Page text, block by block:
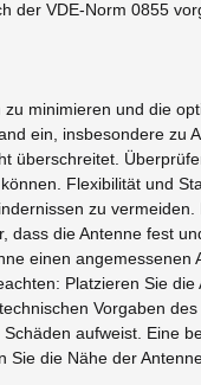
der VDE-Norm 0855
minimieren und die
ein, insbesondere zu
überschreitet.
Flexibilität und
zu
dass die Antenne fest
einen angemessenen
Platzieren Sie die
Vorgaben
aufweist. Eine
Sie die Nähe der